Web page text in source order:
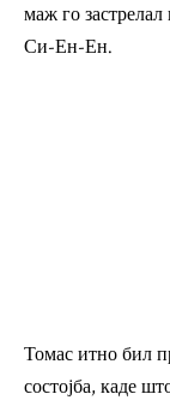
маж го
Си-Ен-Ен.
Томас итно бил
состојба, каде